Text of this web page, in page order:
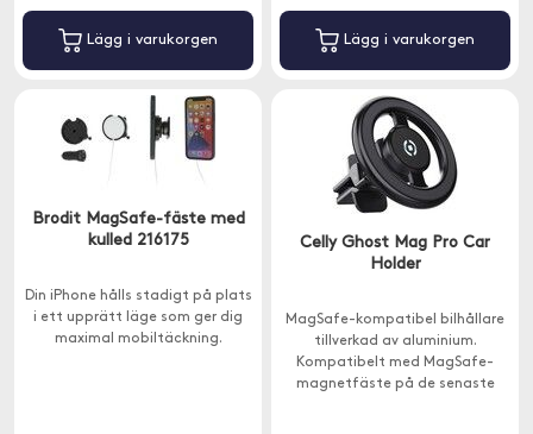
Lägg i varukorgen Lägg i varukorgen
Brodit MagSafe-fäste med
kulled 216175
Din iPhone hålls stadigt på plats
i ett upprätt läge som ger dig
maximal mobiltäckning.
Celly Ghost Mag Pro Car
Holder
MagSafe-kompatibel bilhållare
tillverkad av aluminium.
Kompatibelt med MagSafe-
magnetfäste på de senaste